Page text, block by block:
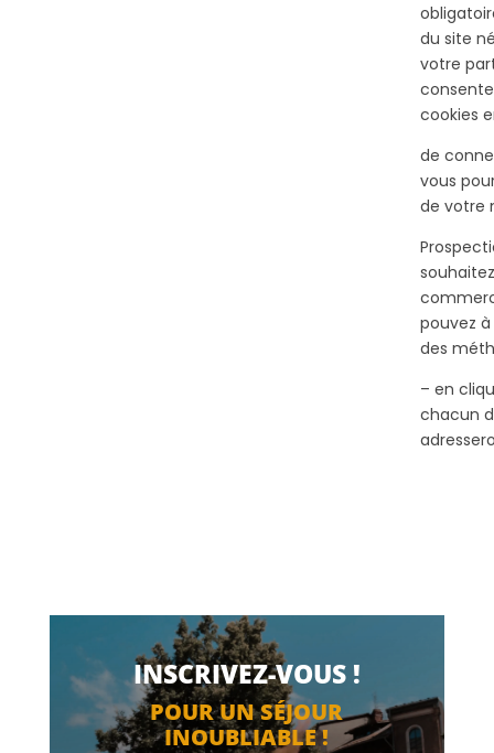
du site
votre
cookies
de
vous
de votre
pouvez
des
– en
chacun
INSCRIVEZ-VOUS !
POUR UN SÉJOUR
INOUBLIABLE !